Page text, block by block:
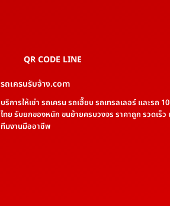
QR CODE LINE
รถเครนรับจ้าง.com
บริการให้เช่า รถเครน รถเฮี๊ยบ รถเทรลเลอร์ และรถ
ไทย รับยกของหนัก ขนย้ายครบวงจร ราคาถูก รวดเร็ว
ทีมงานมืออาชีพ